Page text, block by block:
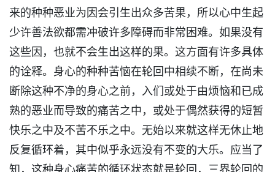
来的种种恶业为因会引生出众多苦果，所以心中生起
少许善法欲都需冲破许多障碍而非常困难。如果没有
这些因，也就不会生出这样的果。这方面有许多具体
的诠释。身心的种种苦恼在轮回中相续不断，在尚未
断除这种不净的身心之前，入们或处于由烦恼和已成
熟的恶业而导致的痛苦之中，或处于偶然获得的短暂
快乐之中及不苦不乐之中。无始以来就这样无休止地
反复循环着，其中似乎永远没有不变的大乐。应当了
知，这种身心痛苦的循环状态就是轮回，三界轮回的